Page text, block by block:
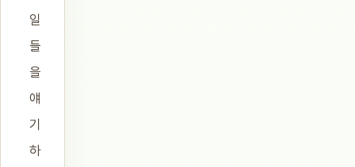
일
들
을
얘
기
하